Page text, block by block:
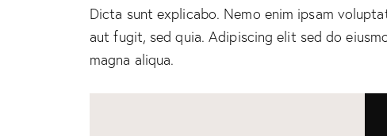
Dicta sunt explicabo. Nemo enim ipsam
aut fugit, sed quia. Adipiscing elit sed do
magna aliqua.